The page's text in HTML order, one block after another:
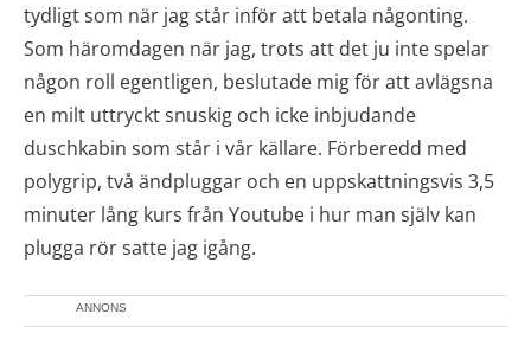
tydligt som när jag står inför att betala någonting.
Som häromdagen när jag, trots att det ju inte spelar
någon roll egentligen, beslutade mig för att avlägsna
en milt uttryckt snuskig och icke inbjudande
duschkabin som står i vår källare. Förberedd med
polygrip, två ändpluggar och en uppskattningsvis 3,5
minuter lång kurs från Youtube i hur man själv kan
plugga rör satte jag igång.
ANNONS